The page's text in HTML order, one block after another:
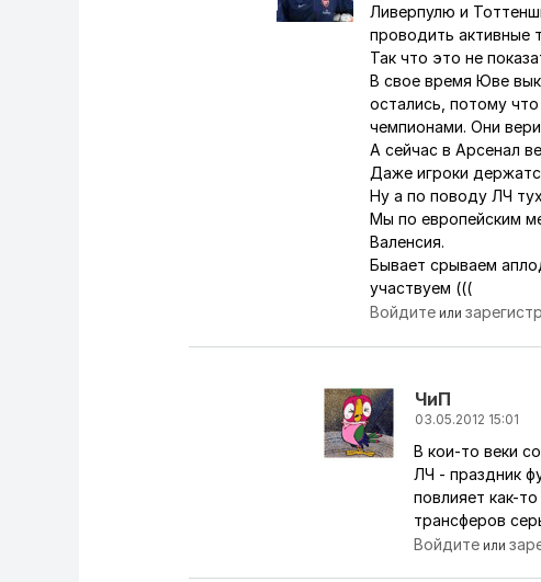
Ответ на комментарий
Ливерпулю и
проводить активные
Так что это не
В свое время Юве
остались, потому
чемпионами. Они
А сейчас в Арсенал
Даже игроки
Ну а по поводу ЛЧ
Мы по европейским
Валенсия.
Бывает срываем
участвуем (((
Войдите или
ЧиП
03.05.2012 15:01
Ответ на
В кои-то веки
ЛЧ - праздник
повлияет как-
трансферов
Войдите или